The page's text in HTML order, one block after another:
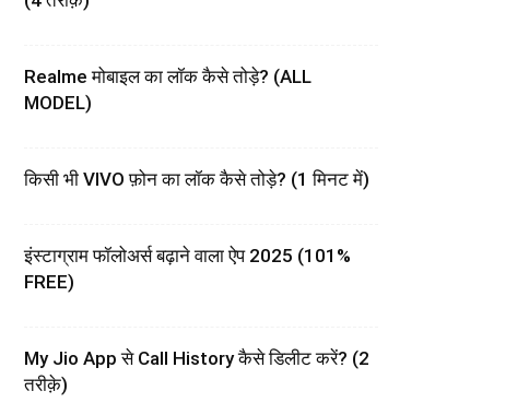
Realme मोबाइल का लॉक कैसे तोड़े? (ALL
MODEL)
किसी भी VIVO फ़ोन का लॉक कैसे तोड़े? (1 मिनट में)
इंस्टाग्राम फॉलोअर्स बढ़ाने वाला ऐप 2025 (101%
FREE)
My Jio App से Call History कैसे डिलीट करें? (2
तरीक़े)